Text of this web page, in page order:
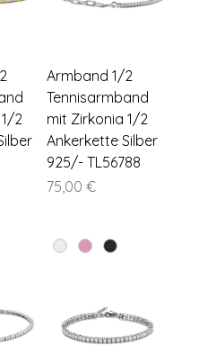
2
Armband 1/2
Tennisarmband
mit Zirkonia 1/2
Ankerkette Silber
925/- TL56788
Preis
75,00 €